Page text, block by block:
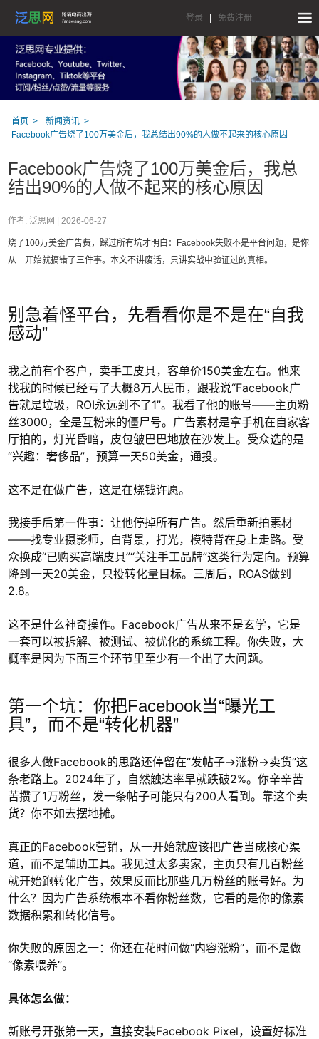
登录 免费注册
首页
新闻资讯
Facebook广告烧了100万美金后，我总结出90%的人做不起来的核心原因
Facebook广告烧了100万美金后，我总
结出90%的人做不起来的核心原因
作者: 泛思网 | 2026-06-27
烧了100万美金广告费，踩过所有坑才明白：Facebook失败不是平台问题，是你
从一开始就搞错了三件事。本文不讲废话，只讲实战中验证过的真相。
别急着怪平台，先看看你是不是在“自我
感动”
我之前有个客户，卖手工皮具，客单价150美金左右。他来
找我的时候已经亏了大概8万人民币，跟我说“Facebook广
告就是垃圾，ROI永远到不了1”。我看了他的账号——主页粉
丝3000，全是互粉来的僵尸号。广告素材是拿手机在自家客
厅拍的，灯光昏暗，皮包皱巴巴地放在沙发上。受众选的是
“兴趣：奢侈品”，预算一天50美金，通投。
这不是在做广告，这是在烧钱许愿。
我接手后第一件事：让他停掉所有广告。然后重新拍素材
——找专业摄影师，白背景，打光，模特背在身上走路。受
众换成“已购买高端皮具”“关注手工品牌”这类行为定向。预算
降到一天20美金，只投转化量目标。三周后，ROAS做到
2.8。
这不是什么神奇操作。Facebook广告从来不是玄学，它是
一套可以被拆解、被测试、被优化的系统工程。你失败，大
概率是因为下面三个环节里至少有一个出了大问题。
第一个坑：你把Facebook当“曝光工
具”，而不是“转化机器”
很多人做Facebook的思路还停留在“发帖子→涨粉→卖货”这
条老路上。2024年了，自然触达率早就跌破2%。你辛辛苦
苦攒了1万粉丝，发一条帖子可能只有200人看到。靠这个卖
货？你不如去摆地摊。
真正的Facebook营销，从一开始就应该把广告当成核心渠
道，而不是辅助工具。我见过太多卖家，主页只有几百粉丝
就开始跑转化广告，效果反而比那些几万粉丝的账号好。为
什么？因为广告系统根本不看你粉丝数，它看的是你的像素
数据积累和转化信号。
你失败的原因之一：你还在花时间做“内容涨粉”，而不是做
“像素喂养”。
具体怎么做：
新账号开张第一天，直接安装Facebook Pixel，设置好标准